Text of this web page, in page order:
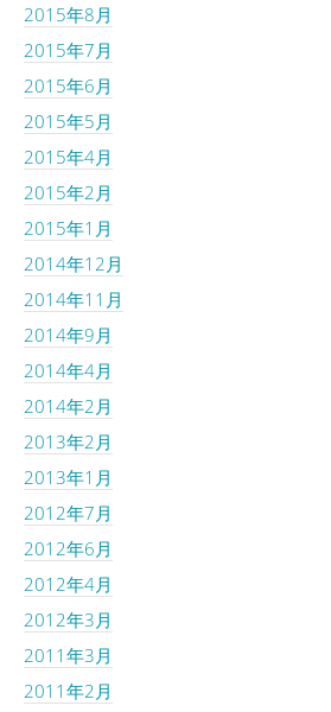
2015年8月
2015年7月
2015年6月
2015年5月
2015年4月
2015年2月
2015年1月
2014年12月
2014年11月
2014年9月
2014年4月
2014年2月
2013年2月
2013年1月
2012年7月
2012年6月
2012年4月
2012年3月
2011年3月
2011年2月